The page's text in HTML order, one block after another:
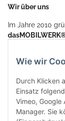
Wir über uns
Im Jahre 2010
ein Car Cover
Aufgrund der
weitere
Seine
sind mit
Wie wir
Durch Klicken
Einsatz
Vimeo, Google
Manager. Sie